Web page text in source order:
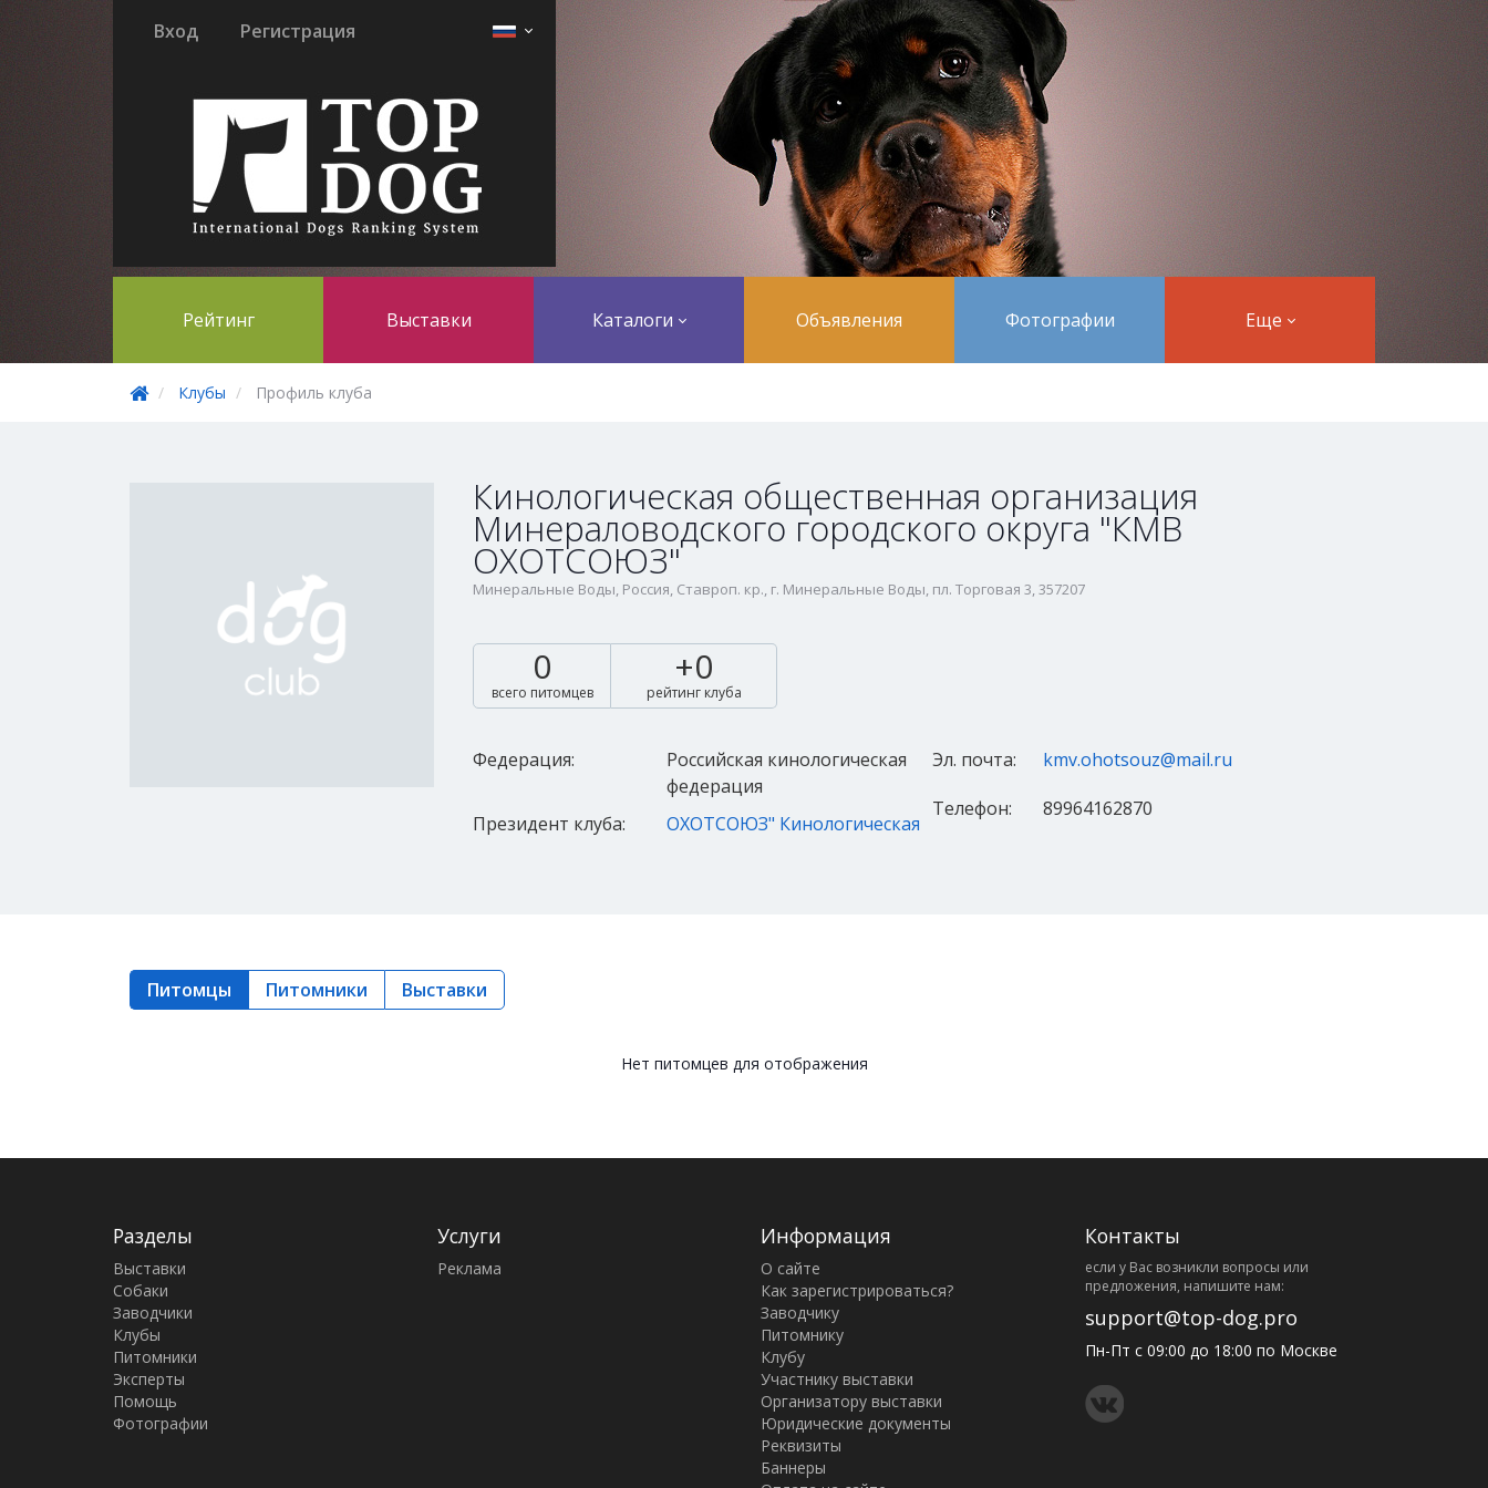
Вход Регистрация
Рейтинг Выставки Каталоги Объявления Фотографии Еще
Клубы Профиль клуба
Кинологическая общественная организация
Минераловодского городского округа "КМВ
ОХОТСОЮЗ"
Минеральные Воды, Россия, Ставроп. кр., г. Минеральные Воды, пл. Торговая 3, 357207
0
всего питомцев
+0
рейтинг клуба
Федерация:
Российская кинологическая
федерация
Президент клуба:
ОХОТСОЮЗ" Кинологическая
Эл. почта:
kmv.ohotsouz@mail.ru
Телефон:
89964162870
Питомцы Питомники Выставки
Нет питомцев для отображения
Разделы
Выставки
Собаки
Заводчики
Клубы
Питомники
Эксперты
Помощь
Фотографии
Услуги
Реклама
Информация
О сайте
Как зарегистрироваться?
Заводчику
Питомнику
Клубу
Участнику выставки
Организатору выставки
Юридические документы
Реквизиты
Баннеры
Контакты
eсли у Вас возникли вопросы или
предложения, напишите нам:
support@top-dog.pro
Пн-Пт с 09:00 до 18:00 по Москве